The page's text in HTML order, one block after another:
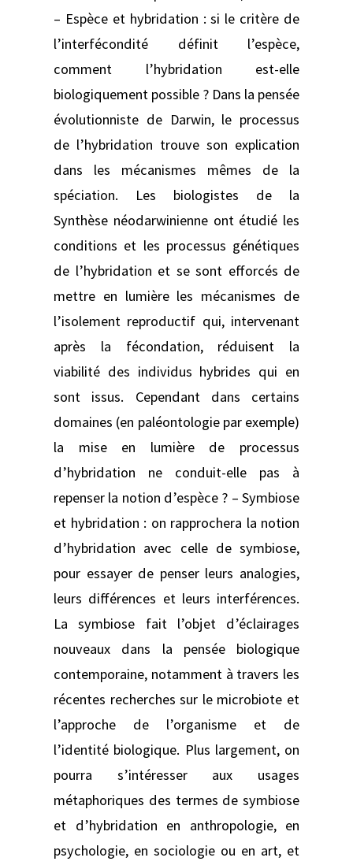
– Espèce et hybridation : si le critère de
l’interfécondité définit l’espèce,
comment l’hybridation est-elle
biologiquement possible ? Dans la pensée
évolutionniste de Darwin, le processus
de l’hybridation trouve son explication
dans les mécanismes mêmes de la
spéciation. Les biologistes de la
Synthèse néodarwinienne ont étudié les
conditions et les processus génétiques
de l’hybridation et se sont efforcés de
mettre en lumière les mécanismes de
l’isolement reproductif qui, intervenant
après la fécondation, réduisent la
viabilité des individus hybrides qui en
sont issus. Cependant dans certains
domaines (en paléontologie par exemple)
la mise en lumière de processus
d’hybridation ne conduit-elle pas à
repenser la notion d’espèce ? – Symbiose
et hybridation : on rapprochera la notion
d’hybridation avec celle de symbiose,
pour essayer de penser leurs analogies,
leurs différences et leurs interférences.
La symbiose fait l’objet d’éclairages
nouveaux dans la pensée biologique
contemporaine, notamment à travers les
récentes recherches sur le microbiote et
l’approche de l’organisme et de
l’identité biologique. Plus largement, on
pourra s’intéresser aux usages
métaphoriques des termes de symbiose
et d’hybridation en anthropologie, en
psychologie, en sociologie ou en art, et